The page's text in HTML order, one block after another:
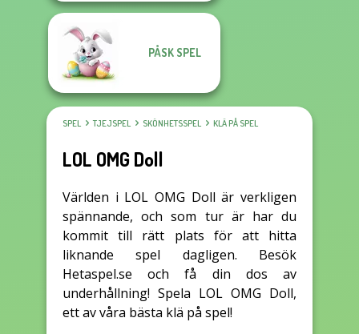
PÅSK SPEL
SPEL TJEJSPEL SKÖNHETSSPEL KLÄ PÅ SPEL
LOL OMG Doll
Världen i LOL OMG Doll är verkligen
spännande, och som tur är har du
kommit till rätt plats för att hitta
liknande spel dagligen. Besök
Hetaspel.se och få din dos av
underhållning! Spela LOL OMG Doll,
ett av våra bästa klä på spel!